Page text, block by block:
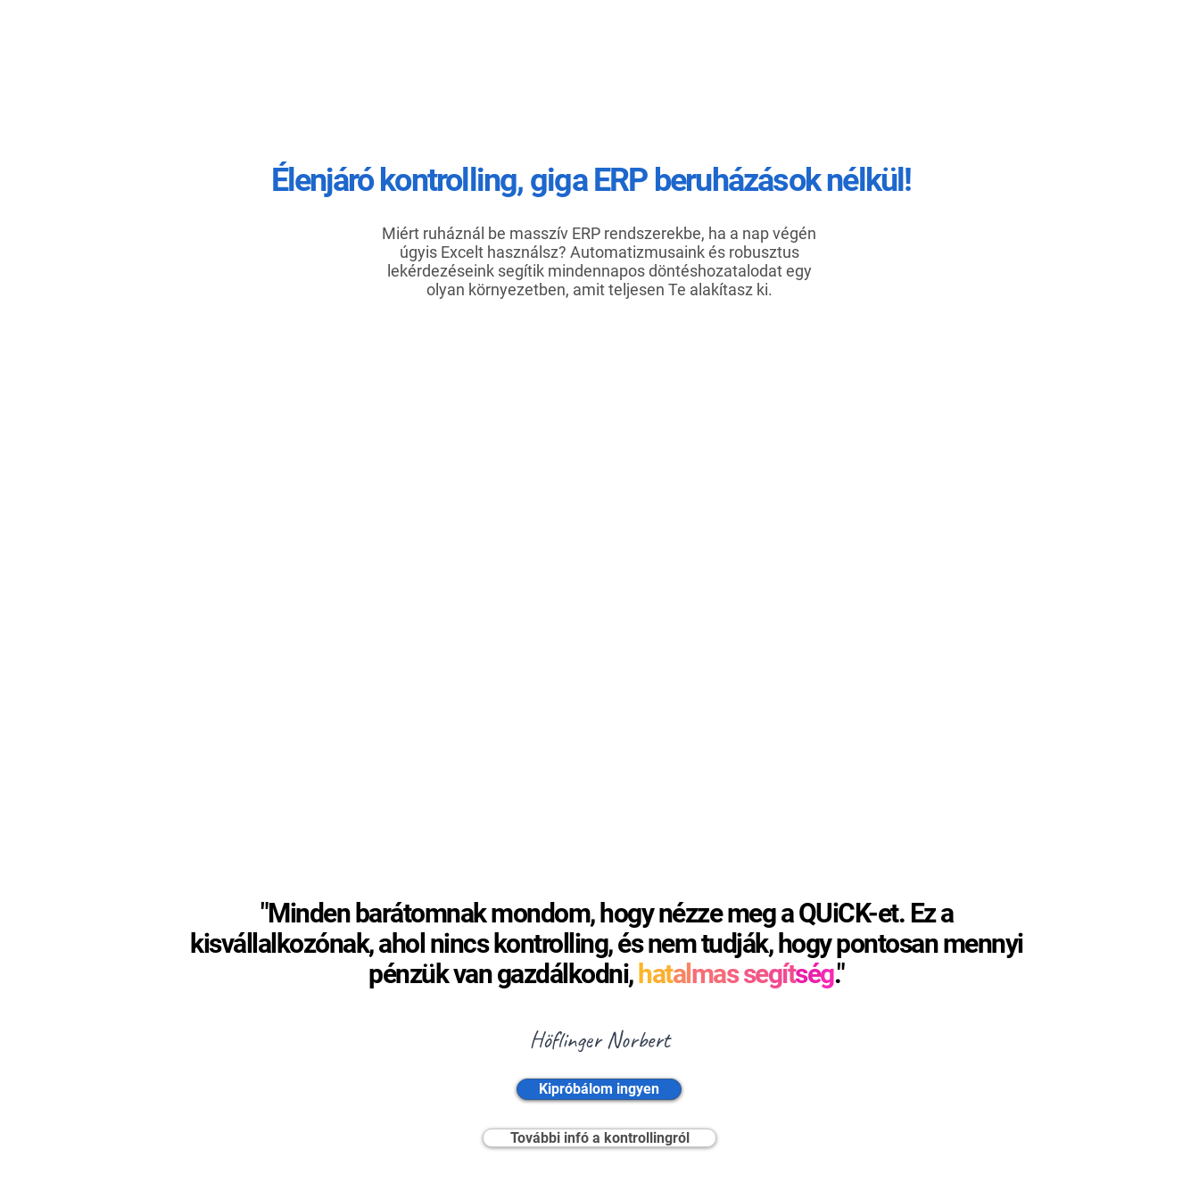
Élenjáró kontrolling, giga ERP beruházások nélkül!
Miért ruháznál be masszív ERP rendszerekbe, ha a nap végén
úgyis Excelt használsz? Automatizmusaink és robusztus
lekérdezéseink segítik mindennapos döntéshozatalodat egy
olyan környezetben, amit teljesen Te alakítasz ki.
"Minden barátomnak mondom, hogy nézze meg a QUiCK-et. Ez a
kisvállalkozónak, ahol nincs kontrolling, és nem tudják, hogy pontosan mennyi
pénzük van gazdálkodni, hatal massegítség."
Höflinger Norbert
Kipróbálom ingyen
További infó a kontrollingról